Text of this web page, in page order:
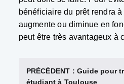
bénéficiaire du prêt rendra
augmente ou diminue en
peut être très avantageux à
PRÉCÉDENT : Guide pour
étudiant à Toulouse